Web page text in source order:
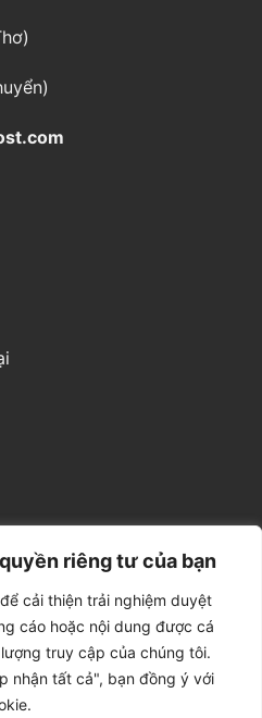
riêng tư của bạn
cải thiện trải nghiệm duyệt
cáo hoặc nội dung được cá
truy cập của chúng tôi.
nhận tất cả", bạn đồng ý với